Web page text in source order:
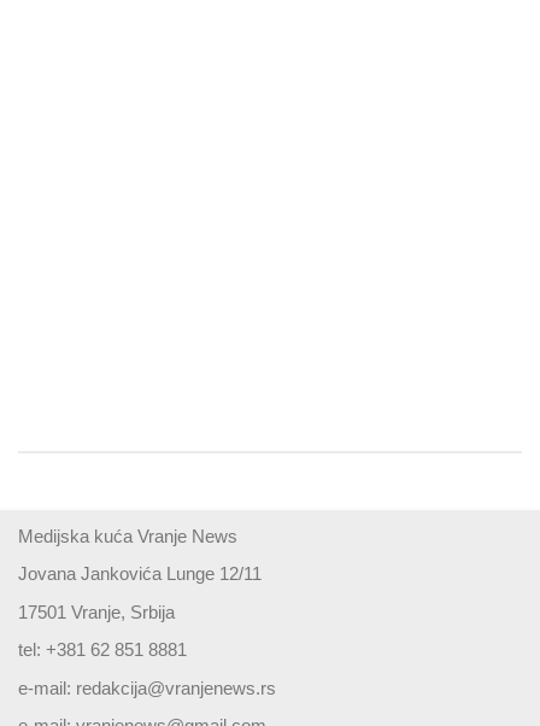
Medijska kuća Vranje News
Jovana Jankovića Lunge 12/11
17501 Vranje, Srbija
tel: +381 62 851 8881
e-mail: redakcija@vranjenews.rs